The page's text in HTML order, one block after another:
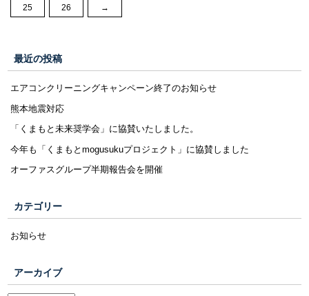
25 26 →
最近の投稿
エアコンクリーニングキャンペーン終了のお知らせ
熊本地震対応
「くまもと未来奨学会」に協賛いたしました。
今年も「くまもとmogusukuプロジェクト」に協賛しました
オーファスグループ半期報告会を開催
カテゴリー
お知らせ
アーカイブ